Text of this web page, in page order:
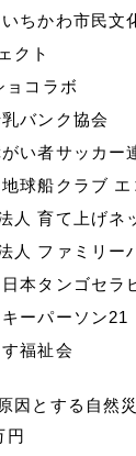
ちかわ市民文
クト
ョコラボ
バンク協会
い者サッカー
球船クラブ エ
人 育て上げネ
人 ファミリー
本タンゴセラ
ーパーソン21
福祉会
因とする自然
円